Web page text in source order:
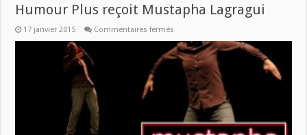
Humour Plus reçoit Mustapha Lagragui
17 janvier 2015 Commentaires fermés
Plus
reçoit
Mustapha
Lagragui